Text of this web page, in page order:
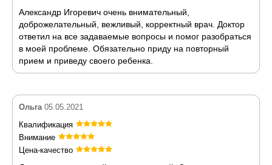
Александр Игоревич очень внимательный,
доброжелательный, вежливый, корректный врач. Доктор
ответил на все задаваемые вопросы и помог разобраться
в моей проблеме. Обязательно приду на повторный
прием и приведу своего ребенка.
Ольга 05.05.2021
Квалификация
Внимание
Цена-качество